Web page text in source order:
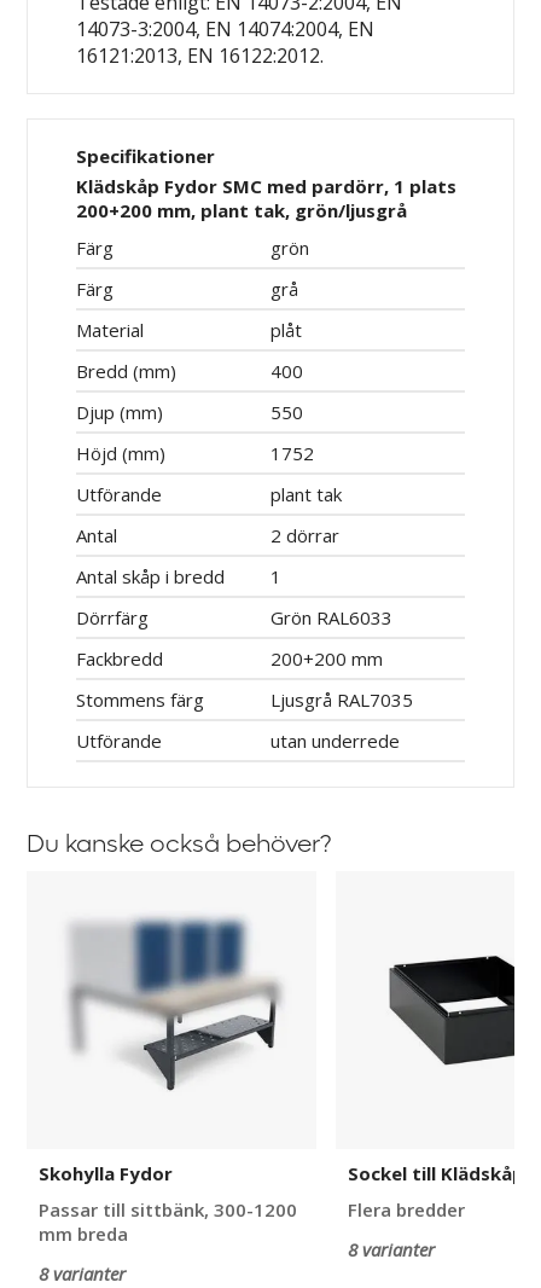
14073-3:2004, EN 14074:2004, EN
16121:2013, EN 16122:2012.
Specifikationer
Klädskåp Fydor SMC med pardörr, 1 plats
200+200 mm, plant tak, grön/ljusgrå
Färg
grön
Färg
grå
Material
plåt
Bredd (mm)
400
Djup (mm)
550
Höjd (mm)
1752
Utförande
plant tak
Antal
2 dörrar
Antal skåp i bredd
1
Dörrfärg
Grön RAL6033
Fackbredd
200+200 mm
Stommens färg
Ljusgrå RAL7035
Utförande
utan underrede
Du kanske också behöver?
Fydor
Skohylla Fydor
Passar till sittbänk, 300-1200
mm breda
8 varianter
Fydor
Sockel till Klädskåp
Flera bredder
8 varianter